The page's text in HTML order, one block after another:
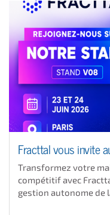
Fracttal vous invite
Transformez votre
compétitif avec
gestion autonome de